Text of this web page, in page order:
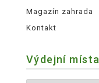
Magazín zahrada
Kontakt
Výdejní místa